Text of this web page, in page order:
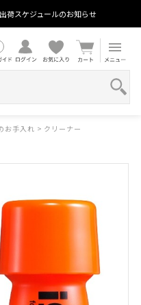
荷スケジュールのお知らせ
お手入れ > クリーナー